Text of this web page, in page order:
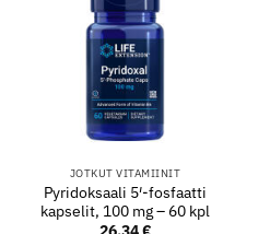
JOTKUT VITAMIINIT
Pyridoksaali 5′-fosfaatti
kapselit, 100 mg – 60 kpl